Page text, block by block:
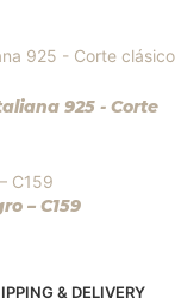
925 - Corte
– C159
& DELIVERY